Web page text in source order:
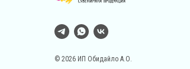
© 2026 ИП Обидайло А.О.